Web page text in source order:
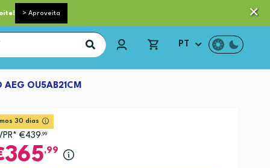
> Aproveita
porte grátis acima de 35€*
PT
AEG OU5AB21CM
30 dias
€439 ,99
365,99